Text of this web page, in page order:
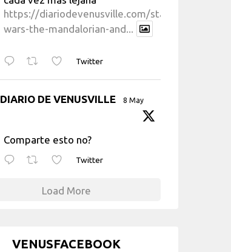
https://diariodevenusville.com/star-
wars-the-mandalorian-and...
Twitter
DIARIO DE VENUSVILLE 8 May
Comparte esto no?
Twitter
Load More
VENUSFACEBOOK